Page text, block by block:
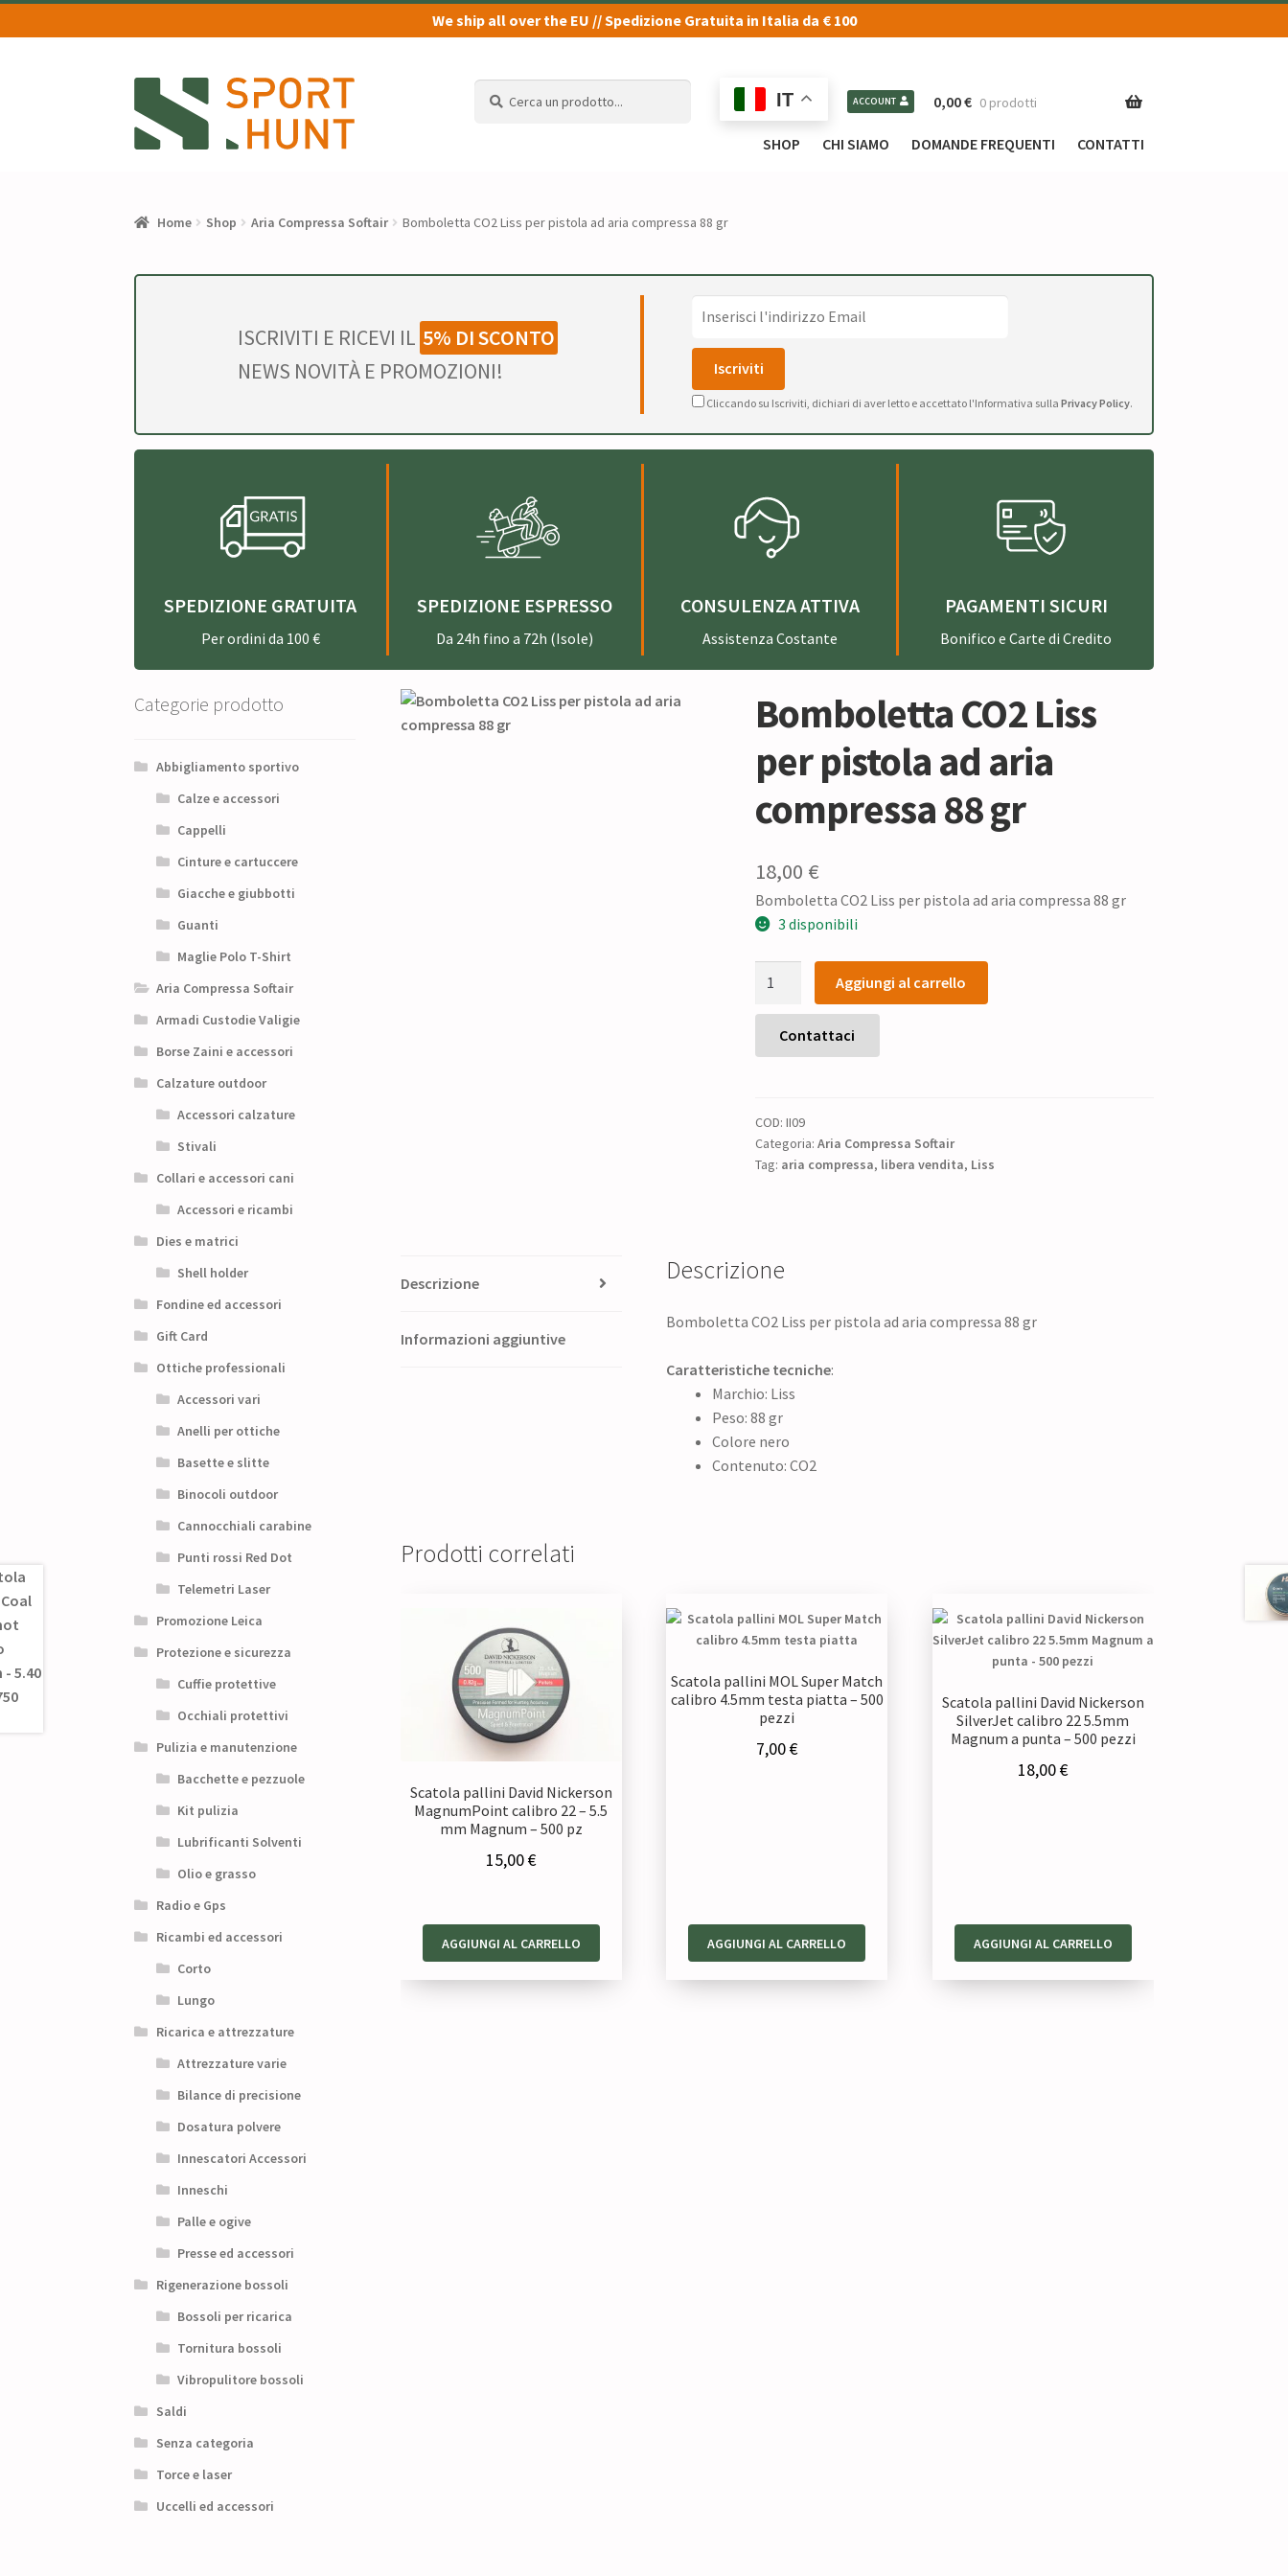
We ship all over the EU // Spedizione Gratuita in Italia da € 100
alla
navigazione
al
contenuto
IT ACCOUNT 0,00€ 0 prodotti
SHOP CHI SIAMO DOMANDE FREQUENTI CONTATTI
Home Shop Aria Compressa Softair Bomboletta CO2 Liss per pistola ad aria compressa 88 gr
ISCRIVITI E RICEVI IL 5% DI SCONTO
NEWS NOVITÀ E PROMOZIONI!
Cliccando su Iscriviti, dichiari di aver letto e accettato l'Informativa sulla Privacy Policy.
SPEDIZIONE GRATUITA
Per ordini da 100 €
SPEDIZIONE ESPRESSO
Da 24h fino a 72h (Isole)
CONSULENZA ATTIVA
Assistenza Costante
PAGAMENTI SICURI
Bonifico e Carte di Credito
Bomboletta CO2 Liss
per pistola ad aria
compressa 88 gr
18,00 €
Bomboletta CO2 Liss per pistola ad aria compressa 88 gr
3 disponibili
Bomboletta
CO2
Liss
pistola
compressa
88
Aggiungi al carrello
Contattaci
COD: II09
Categoria: Aria Compressa Softair
Tag: aria compressa, libera vendita, Liss
Descrizione
Informazioni aggiuntive
Descrizione
Bomboletta CO2 Liss per pistola ad aria compressa 88 gr
Caratteristiche tecniche:
Marchio: Liss
Peso: 88 gr
Colore nero
Contenuto: CO2
Prodotti correlati
Scatola pallini David Nickerson
MagnumPoint calibro 22 – 5.5
mm Magnum – 500 pz
15,00€
AGGIUNGI AL CARRELLO
Scatola pallini MOL Super Match
calibro 4.5mm testa piatta – 500
pezzi
7,00€
AGGIUNGI AL CARRELLO
Scatola pallini David Nickerson
SilverJet calibro 22 5.5mm
Magnum a punta – 500 pezzi
18,00€
AGGIUNGI AL CARRELLO
Categorie prodotto
Abbigliamento sportivo
Calze e accessori
Cappelli
Cinture e cartuccere
Giacche e giubbotti
Guanti
Maglie Polo T-Shirt
Aria Compressa Softair
Armadi Custodie Valigie
Borse Zaini e accessori
Calzature outdoor
Accessori calzature
Stivali
Collari e accessori cani
Accessori e ricambi
Dies e matrici
Shell holder
Fondine ed accessori
Gift Card
Ottiche professionali
Accessori vari
Anelli per ottiche
Basette e slitte
Binocoli outdoor
Cannocchiali carabine
Punti rossi Red Dot
Telemetri Laser
Promozione Leica
Protezione e sicurezza
Cuffie protettive
Occhiali protettivi
Pulizia e manutenzione
Bacchette e pezzuole
Kit pulizia
Lubrificanti Solventi
Olio e grasso
Radio e Gps
Ricambi ed accessori
Corto
Lungo
Ricarica e attrezzature
Attrezzature varie
Bilance di precisione
Dosatura polvere
Innescatori Accessori
Inneschi
Palle e ogive
Presse ed accessori
Rigenerazione bossoli
Bossoli per ricarica
Tornitura bossoli
Vibropulitore bossoli
Saldi
Senza categoria
Torce e laser
Uccelli ed accessori